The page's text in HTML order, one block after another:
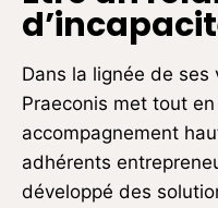
Dans la lignée de
Praeconis met tout
accompagnement
adhérents
développé des